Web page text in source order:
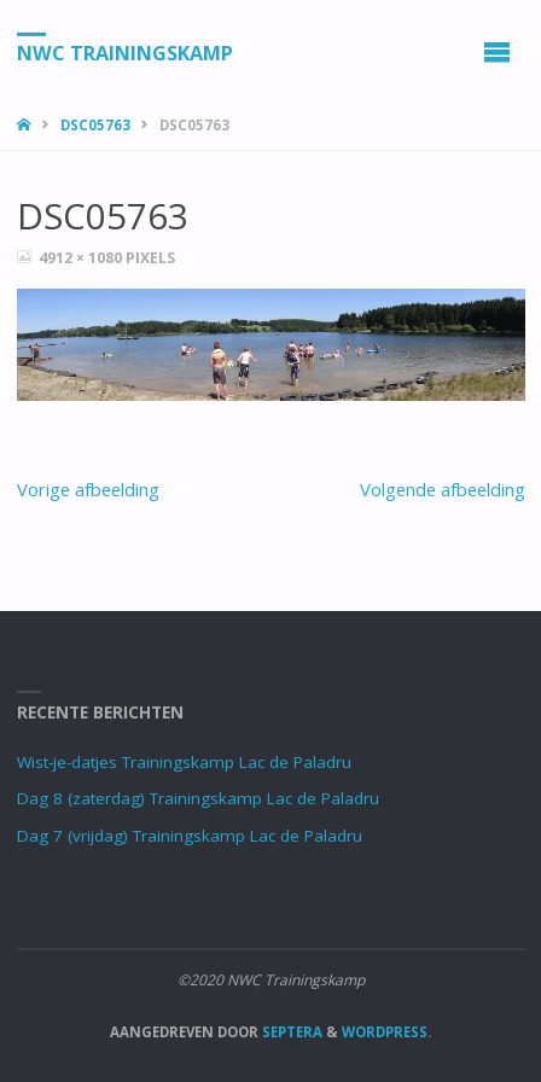
NWC TRAININGSKAMP
HOMEDSC05763 DSC05763
DSC05763
VOLLEDIGE
4912 × 1080 PIXELS
Vorige afbeelding Volgende afbeelding
RECENTE BERICHTEN
Wist-je-datjes Trainingskamp Lac de Paladru
Dag 8 (zaterdag) Trainingskamp Lac de Paladru
Dag 7 (vrijdag) Trainingskamp Lac de Paladru
©2020 NWC Trainingskamp
AANGEDREVEN DOOR SEPTERA & WORDPRESS.